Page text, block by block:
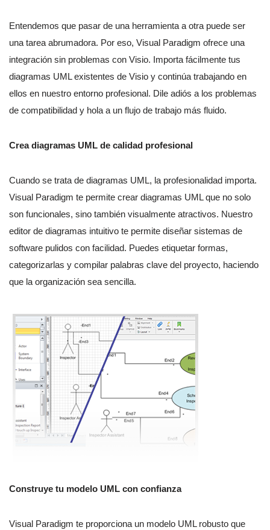
Entendemos que pasar de una herramienta a otra puede ser
una tarea abrumadora. Por eso, Visual Paradigm ofrece una
integración sin problemas con Visio. Importa fácilmente tus
diagramas UML existentes de Visio y continúa trabajando en
ellos en nuestro entorno profesional. Dile adiós a los problemas
de compatibilidad y hola a un flujo de trabajo más fluido.
Crea diagramas UML de calidad profesional
Cuando se trata de diagramas UML, la profesionalidad importa.
Visual Paradigm te permite crear diagramas UML que no solo
son funcionales, sino también visualmente atractivos. Nuestro
editor de diagramas intuitivo te permite diseñar sistemas de
software pulidos con facilidad. Puedes etiquetar formas,
categorizarlas y compilar palabras clave del proyecto, haciendo
que la organización sea sencilla.
Construye tu modelo UML con confianza
Visual Paradigm te proporciona un modelo UML robusto que